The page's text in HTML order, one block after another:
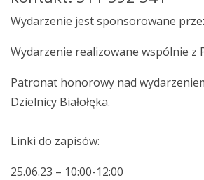
Wydarzenie jest sponsorowane
Wydarzenie realizowane wspólnie z
Patronat honorowy nad
Dzielnicy Białołęka.
Linki do zapisów:
25.06.23 – 10:00-12:00